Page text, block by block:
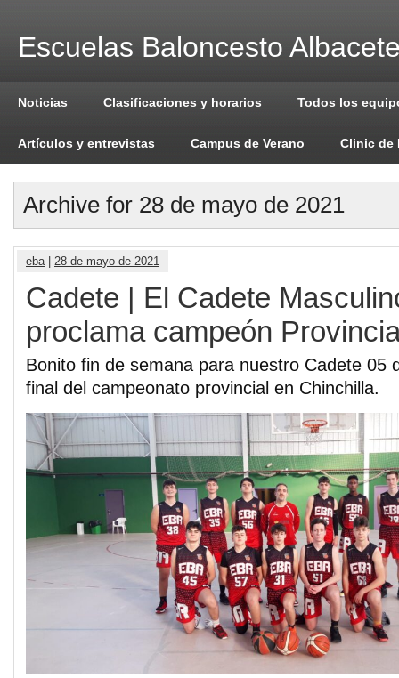
Escuelas Baloncesto
Noticias Clasificaciones y horarios Todos los
Artículos y entrevistas Campus de Verano Clinic de
Archive for 28 de mayo de 2021
eba| 28 de mayo de 2021
Cadete | El Cadete
proclama campeón
Bonito fin de semana para nuestro Cadete 05
final del campeonato provincial en Chinchilla.